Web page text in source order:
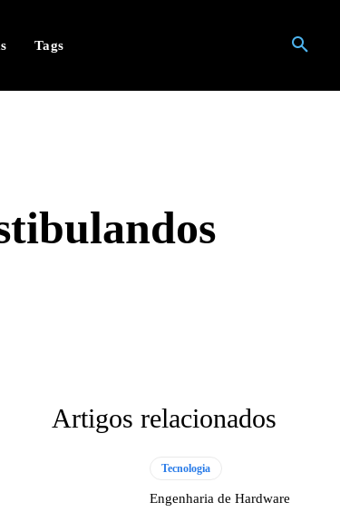
Tags
Artigos relacionados
Tecnologia
Engenharia de Hardware